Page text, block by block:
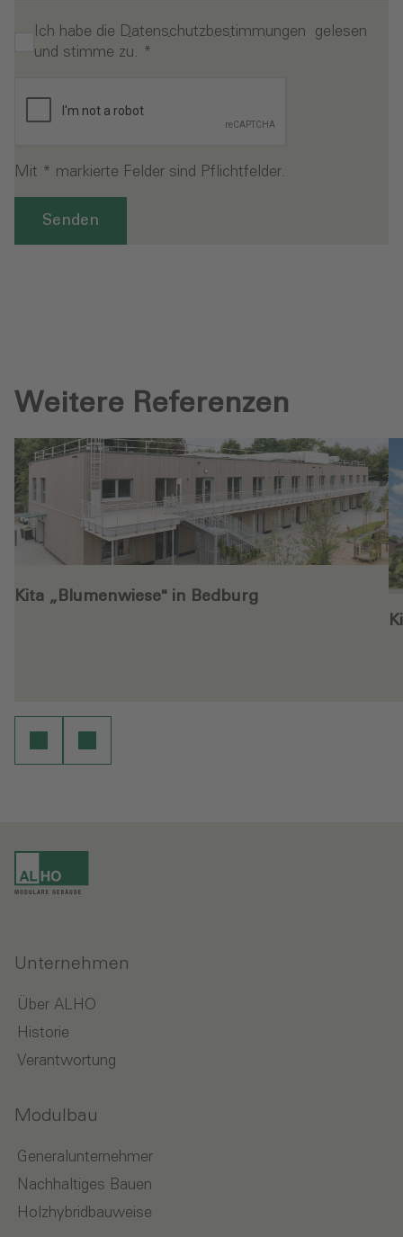
Ich habe die Datenschutzbestimmungen gelesen
und stimme zu. *
Mit * markierte Felder sind Pflichtfelder.
Senden
Weitere Referenzen
Kita „Blumenwiese" in Bedburg
Unternehmen
Über ALHO
Historie
Verantwortung
Modulbau
Generalunternehmer
Nachhaltiges Bauen
Holzhybridbauweise